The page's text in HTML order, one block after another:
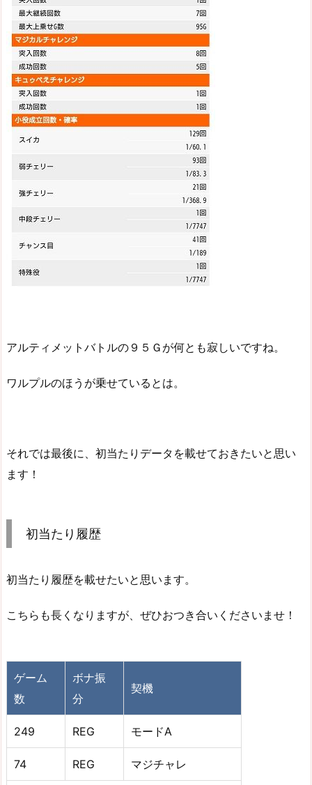
アルティメットバトルの９５Ｇが何とも寂しいですね。
ワルプルのほうが乗せているとは。
それでは最後に、初当たりデータを載せておきたいと思い
ます！
初当たり履歴
初当たり履歴を載せたいと思います。
こちらも長くなりますが、ぜひおつき合いくださいませ！
ゲーム
数
ボナ振
分
契機
249 REG モードA
74 REG マジチャレ